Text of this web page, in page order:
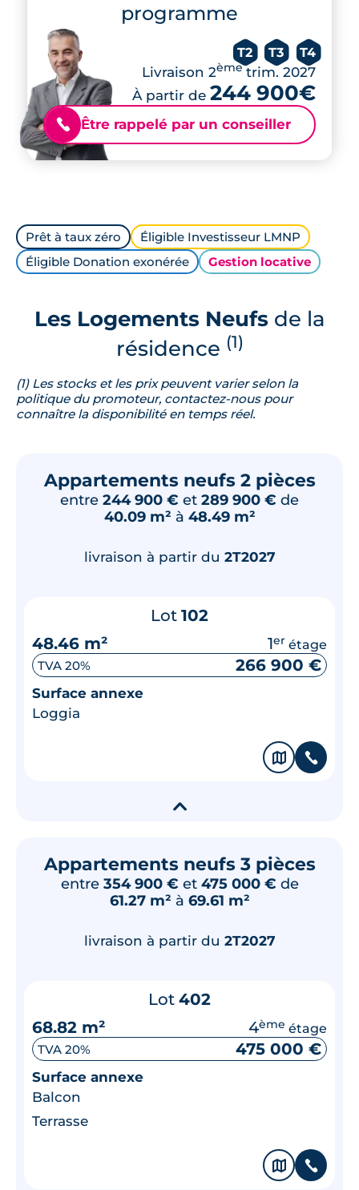
programme
T2 T3 T4
Livraison 2èmetrim. 2027
À partir de 244 900€
📞 Être rappelé par un conseiller
Prêt à taux zéro
Éligible Investisseur LMNP
Éligible Donation exonérée
Gestion locative
Les Logements Neufsde la
résidence (1)
(1) Les stocks et les prix peuvent varier selon la
politique du promoteur, contactez-nous pour
connaître la disponibilité en temps réel.
Appartements neufs 2 pièces
entre 244 900 € et 289 900 € de
40.09 m² à 48.49 m²
livraison à partir du 2T2027
Lot 102
48.46 m²
1er étage
TVA 20% 266 900 €
Surface annexe
Loggia
🗞 📞
▾
Appartements neufs 3 pièces
entre 354 900 € et 475 000 € de
61.27 m² à 69.61 m²
livraison à partir du 2T2027
Lot 402
68.82 m²
4ème étage
TVA 20% 475 000 €
Surface annexe
Balcon
Terrasse
🗞 📞